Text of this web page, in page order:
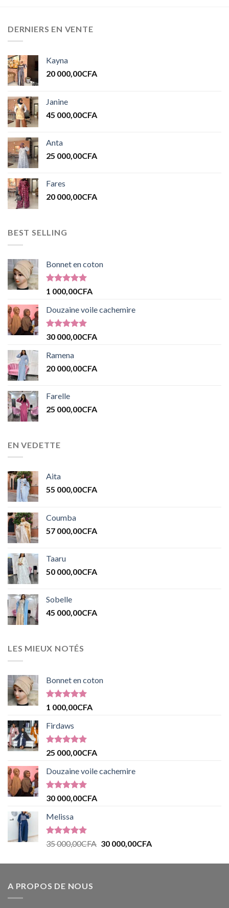
DERNIERS EN VENTE
Kayna
20 000,00CFA
Janine
45 000,00CFA
Anta
25 000,00CFA
Fares
20 000,00CFA
BEST SELLING
Bonnet en coton
Note 5.00
1 000,00CFA
Douzaine voile cachemire
Note5.00
30 000,00CFA
Ramena
20 000,00CFA
Farelle
25 000,00CFA
EN VEDETTE
Aita
55 000,00CFA
Coumba
57 000,00CFA
Taaru
50 000,00CFA
Sobelle
45 000,00CFA
LES MIEUX NOTÉS
Bonnet en coton
Note 5.00
1 000,00CFA
Firdaws
Note5.00
25 000,00CFA
Douzaine voile cachemire
Note5.00
30 000,00CFA
Melissa
Note5.00
35 000,00CFA 30 000,00CFA
A PROPOS DE NOUS